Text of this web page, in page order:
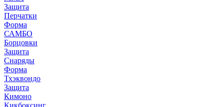
Защита
Перчатки
Форма
САМБО
Борцовки
Защита
Снаряды
Форма
Тхэквондо
Защита
Кимоно
Кикбоксинг